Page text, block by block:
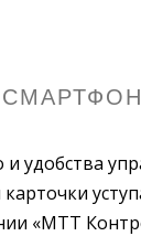
удобства
«МТТ